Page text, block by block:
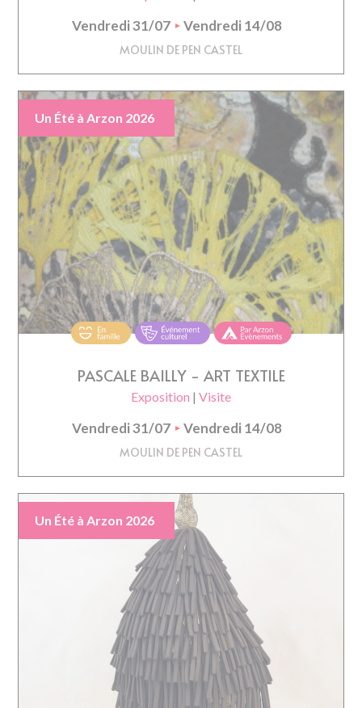
Vendredi 31/07 Vendredi 14/08
MOULIN DE PEN CASTEL
Un Été à Arzon 2026
PASCALE BAILLY - ART TEXTILE
Exposition | Visite
Vendredi 31/07 Vendredi 14/08
MOULIN DE PEN CASTEL
Un Été à Arzon 2026